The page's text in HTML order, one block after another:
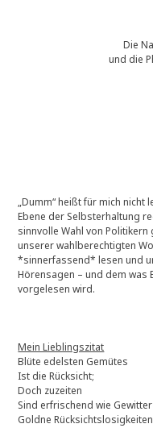
Die
und die
„Dumm“ heißt für mich
Ebene der Selbsterhaltung
sinnvolle Wahl von
unserer wahlberechtigten
*sinnerfassend* lesen und
Hörensagen – und dem was
vorgelesen wird.
Mein Lieblingszitat
Blüte edelsten Gemütes
Ist die Rücksicht;
Doch zuzeiten
Sind erfrischend wie Gewitter
Goldne